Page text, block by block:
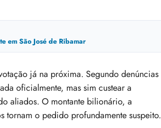
em São José de Ribamar
já na próxima. Segundo denúncias
oficialmente, mas sim custear a
aliados. O montante bilionário, a
tornam o pedido profundamente suspeito.